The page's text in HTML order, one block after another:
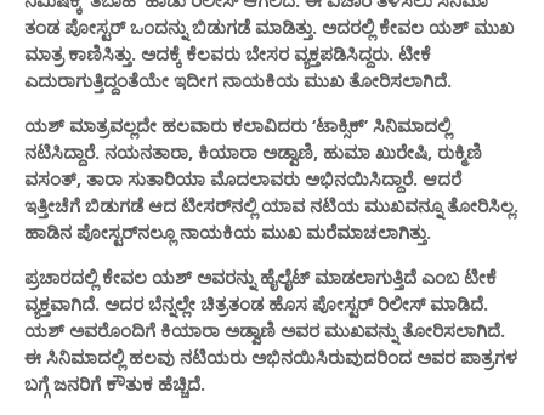
ತಂಡ ಪೋಸ್ಟರ್ ಒಂದನ್ನು ಬಿಡುಗಡೆ ಮಾಡಿತ್ತು. ಅದರಲ್ಲಿ ಕೇವಲ ಯಶ್ ಮುಖ
ಮಾತ್ರ ಕಾಣಿಸಿತ್ತು. ಅದಕ್ಕೆ ಕೆಲವರು ಬೇಸರ ವ್ಯಕ್ತಪಡಿಸಿದ್ದರು. ಟೀಕೆ
ಎದುರಾಗುತ್ತಿದ್ದಂತೆಯೇ ಇದೀಗ ನಾಯಕಿಯ ಮುಖ ತೋರಿಸಲಾಗಿದೆ.
ಯಶ್ ಮಾತ್ರವಲ್ಲದೇ ಹಲವಾರು ಕಲಾವಿದರು ‘ಟಾಕ್ಸಿಕ್’ ಸಿನಿಮಾದಲ್ಲಿ
ನಟಿಸಿದ್ದಾರೆ. ನಯನತಾರಾ, ಕಿಯಾರಾ ಅಡ್ವಾಣಿ, ಹುಮಾ ಖುರೇಷಿ, ರುಕ್ಮಿಣಿ
ವಸಂತ್, ತಾರಾ ಸುತಾರಿಯಾ ಮೊದಲಾವರು ಅಭಿನಯಿಸಿದ್ದಾರೆ. ಆದರೆ
ಇತ್ತೀಚೆಗೆ ಬಿಡುಗಡೆ ಆದ ಟೀಸರ್​​ನಲ್ಲಿ ಯಾವ ನಟಿಯ ಮುಖವನ್ನೂ ತೋರಿಸಿಲ್ಲ.
ಹಾಡಿನ ಪೋಸ್ಟರ್​ನಲ್ಲೂ ನಾಯಕಿಯ ಮುಖ ಮರೆಮಾಚಲಾಗಿತ್ತು.
ಪ್ರಚಾರದಲ್ಲಿ ಕೇವಲ ಯಶ್ ಅವರನ್ನು ಹೈಲೈಟ್ ಮಾಡಲಾಗುತ್ತಿದೆ ಎಂಬ ಟೀಕೆ
ವ್ಯಕ್ತವಾಗಿದೆ. ಅದರ ಬೆನ್ನಲ್ಲೇ ಚಿತ್ರತಂಡ ಹೊಸ ಪೋಸ್ಟರ್ ರಿಲೀಸ್ ಮಾಡಿದೆ.
ಯಶ್ ಅವರೊಂದಿಗೆ ಕಿಯಾರಾ ಅಡ್ವಾಣಿ ಅವರ ಮುಖವನ್ನು ತೋರಿಸಲಾಗಿದೆ.
ಈ ಸಿನಿಮಾದಲ್ಲಿ ಹಲವು ನಟಿಯರು ಅಭಿನಯಿಸಿರುವುದರಿಂದ ಅವರ ಪಾತ್ರಗಳ
ಬಗ್ಗೆ ಜನರಿಗೆ ಕೌತುಕ ಹೆಚ್ಚಿದೆ.